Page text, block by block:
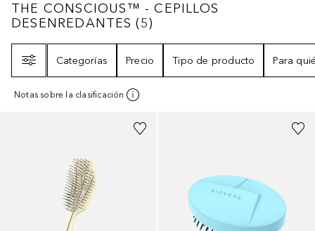
THE CONSCIOUS™ - CEPILLOS
THE CONSCIOUS™ - CEPILLOS
DESENREDANTES (5)
Categorías
Precio Tipo de producto Para
Notas sobre la clasificación